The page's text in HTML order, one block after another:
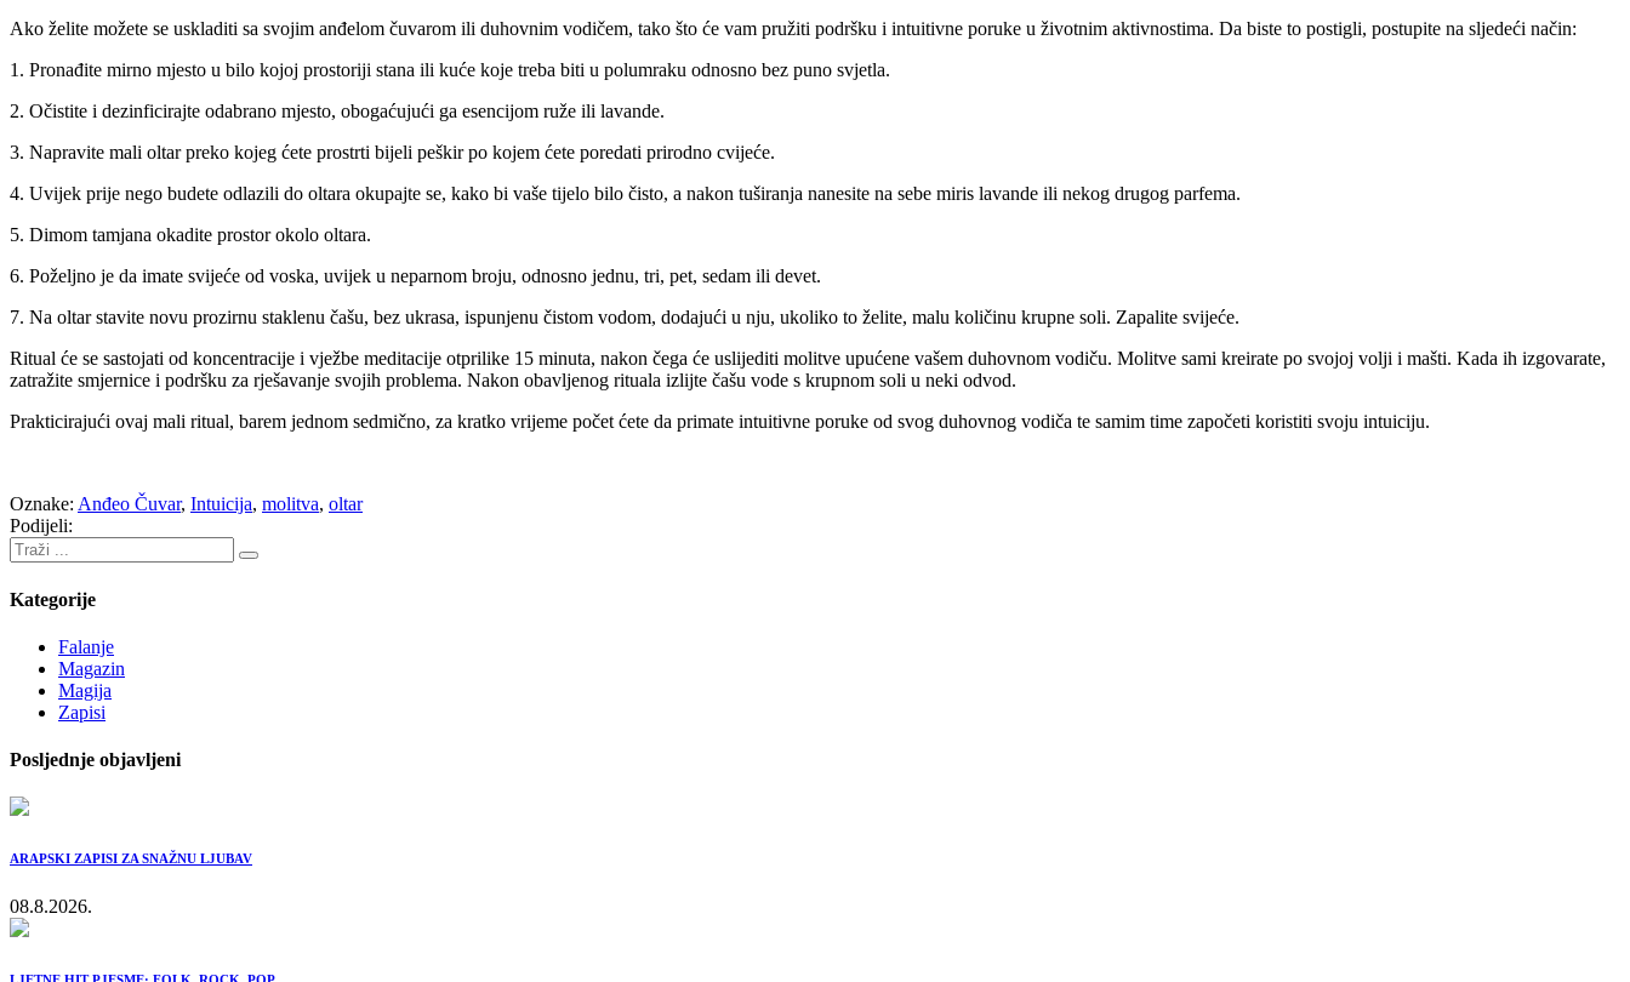
Ako želite možete se uskladiti sa svojim anđelom čuvarom ili duhovnim vodičem, tako što će vam pružiti podršku i intuitivne poruke u životnim aktivnostima. Da biste to postigli, postupite na sljedeći način:
1. Pronađite mirno mjesto u bilo kojoj prostoriji stana ili kuće koje treba biti u polumraku odnosno bez puno svjetla.
2. Očistite i dezinficirajte odabrano mjesto, obogaćujući ga esencijom ruže ili lavande.
3. Napravite mali oltar preko kojeg ćete prostrti bijeli peškir po kojem ćete poredati prirodno cvijeće.
4. Uvijek prije nego budete odlazili do oltara okupajte se, kako bi vaše tijelo bilo čisto, a nakon tuširanja nanesite na sebe miris lavande ili nekog drugog parfema.
5. Dimom tamjana okadite prostor okolo oltara.
6. Poželjno je da imate svijeće od voska, uvijek u neparnom broju, odnosno jednu, tri, pet, sedam ili devet.
7. Na oltar stavite novu prozirnu staklenu čašu, bez ukrasa, ispunjenu čistom vodom, dodajući u nju, ukoliko to želite, malu količinu krupne soli. Zapalite svijeće.
Ritual će se sastojati od koncentracije i vježbe meditacije otprilike 15 minuta, nakon čega će uslijediti molitve upućene vašem duhovnom vodiču. Molitve sami kreirate po svojoj volji i mašti. Kada ih izgovarate,
zatražite smjernice i podršku za rješavanje svojih problema. Nakon obavljenog rituala izlijte čašu vode s krupnom soli u neki odvod.
Prakticirajući ovaj mali ritual, barem jednom sedmično, za kratko vrijeme počet ćete da primate intuitivne poruke od svog duhovnog vodiča te samim time započeti koristiti svoju intuiciju.
Oznake: Anđeo Čuvar, Intuicija, molitva, oltar
Podijeli:
Kategorije
Falanje
Magazin
Magija
Zapisi
Posljednje objavljeni
ARAPSKI ZAPISI ZA SNAŽNU LJUBAV
08.8.2026.